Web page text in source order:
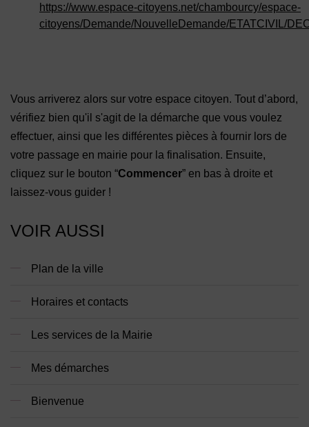
https://www.espace-citoyens.net/chambourcy/espace-
citoyens/Demande/NouvelleDemande/ETATCIVIL/
Vous arriverez alors sur votre espace citoyen. Tout d’abord,
vérifiez bien qu'il s'agit de la démarche que vous voulez
effectuer, ainsi que les différentes pièces à fournir lors de
votre passage en mairie pour la finalisation. Ensuite,
cliquez sur le bouton “Commencer” en bas à droite et
laissez-vous guider !
VOIR AUSSI
Plan de la ville
Horaires et contacts
Les services de la Mairie
Mes démarches
Bienvenue